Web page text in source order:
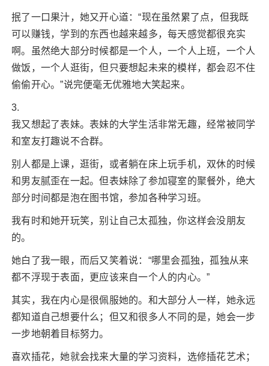
抿了一口果汁，她又开心道：“现在虽然累了点，但我既
可以赚钱，学到的东西也越来越多，每天感觉都很充实
啊。虽然绝大部分时候都是一个人，一个人上班，一个人
做饭，一个人逛街，但只要想起未来的模样，都会忍不住
偷偷开心。”说完便毫无优雅地大笑起来。
3.
我又想起了表妹。表妹的大学生活非常无趣，经常被同学
和室友打趣说不合群。
别人都是上课，逛街，或者躺在床上玩手机，双休的时候
和男友腻歪在一起。但表妹除了参加寝室的聚餐外，绝大
部分时间都是泡在图书馆，参加各种学习班。
我有时和她开玩笑，别让自己太孤独，你这样会没朋友
的。
她白了我一眼，而后又笑着说：“哪里会孤独，孤独从来
都不浮现于表面，更应该来自一个人的内心。”
其实，我在内心是很佩服她的。和大部分人一样，她永远
都知道自己想要什么；但又和很多人不同的是，她会一步
一步地朝着目标努力。
喜欢插花，她就会找来大量的学习资料，选修插花艺术；